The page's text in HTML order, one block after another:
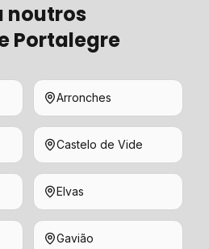
noutros
Portalegre
Arronches
Castelo de Vide
Elvas
Gavião